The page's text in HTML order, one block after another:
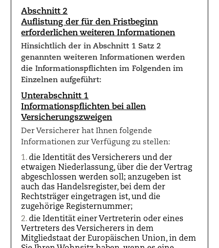
Abschnitt 2
Auflistung der für den Fristbeginn
erforderlichen weiteren Informationen
Hinsichtlich der in Abschnitt 1 Satz 2
genannten weiteren Informationen werden
die Informationspflichten im Folgenden im
Einzelnen aufgeführt:
Unterabschnitt 1
Informationspflichten bei allen
Versicherungszweigen
Der Versicherer hat Ihnen folgende
Informationen zur Verfügung zu stellen:
die Identität des Versicherers und der
etwaigen Niederlassung, über die der Vertrag
abgeschlossen werden soll; anzugeben ist
auch das Handelsregister, bei dem der
Rechtsträger eingetragen ist, und die
zugehörige Registernummer;
die Identität einer Vertreterin oder eines
Vertreters des Versicherers in dem
Mitgliedstaat der Europäischen Union, in dem